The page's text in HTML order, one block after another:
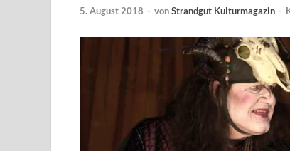
5. August 2018 - vonStrandgut Kulturmagazin -